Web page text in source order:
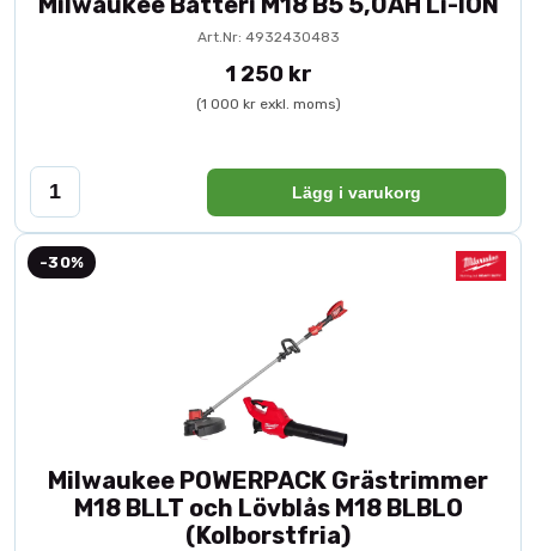
Art.Nr: 4932430483
1 250 kr
(1 000 kr exkl. moms)
Lägg i varukorg
-30%
Milwaukee POWERPACK Grästrimmer
M18 BLLT och Lövblås M18 BLBLO
(Kolborstfria)